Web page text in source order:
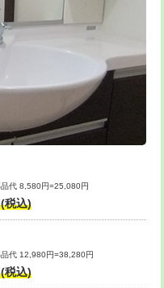
す。
33,000円
44,000円
55,000円
33,000円
修
11,000円
修
22,000円
修
）
33,000円
代 8,580円=25,080円
税込)
代 12,980円=38,280円
税込)